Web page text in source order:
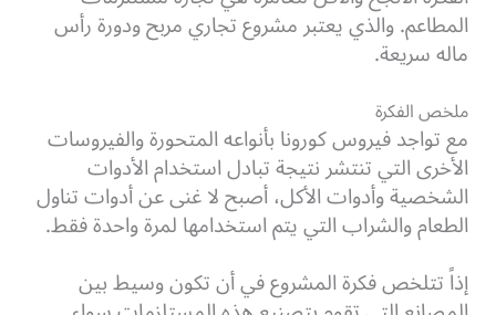
المطاعم. والذي يعتبر مشروع تجاري مربح ودورة رأس
ماله سريعة.
ملخص الفكرة
مع تواجد فيروس كورونا بأنواعه المتحورة والفيروسات
الأخرى التي تنتشر نتيجة تبادل استخدام الأدوات
الشخصية وأدوات الأكل، أصبح لا غنى عن أدوات تناول
الطعام والشراب التي يتم استخدامها لمرة واحدة فقط.
إذاً تتلخص فكرة المشروع في أن تكون وسيط بين